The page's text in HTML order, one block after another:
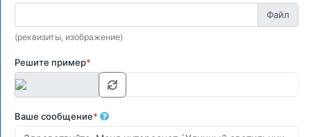
(реквизиты, изображение)
Решите пример*
Ваше сообщение*